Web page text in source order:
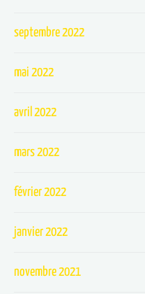
septembre 2022
mai 2022
avril 2022
mars 2022
février 2022
janvier 2022
novembre 2021